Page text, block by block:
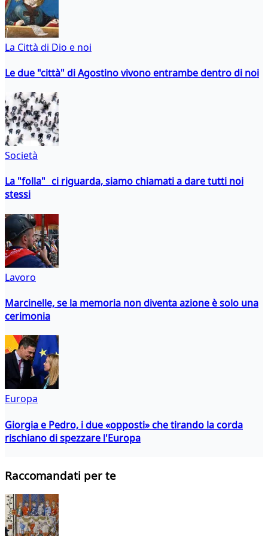
La Città di Dio e noi
Le due "città" di Agostino vivono entrambe dentro di noi
Società
La "folla" ci riguarda, siamo chiamati a dare tutti noi
stessi
Lavoro
Marcinelle, se la memoria non diventa azione è solo una
cerimonia
Europa
Giorgia e Pedro, i due «opposti» che tirando la corda
rischiano di spezzare l'Europa
Raccomandati per te